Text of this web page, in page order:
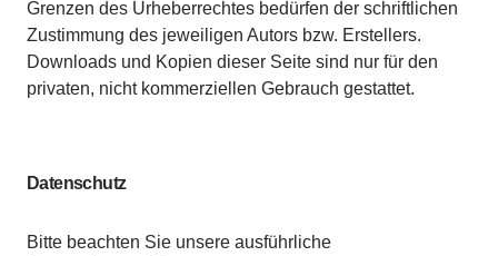
Grenzen des Urheberrechtes bedürfen der schriftlichen
Zustimmung des jeweiligen Autors bzw. Erstellers.
Downloads und Kopien dieser Seite sind nur für den
privaten, nicht kommerziellen Gebrauch gestattet.
Datenschutz
Bitte beachten Sie unsere ausführliche